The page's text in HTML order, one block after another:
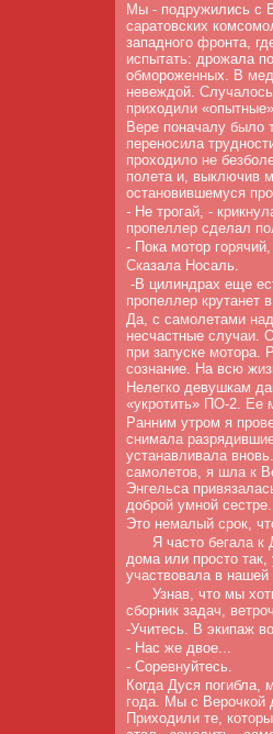
Мы - подружились с
саратовских
запад­ного фронта,
испытать: дрожала
обмороженных. В
невеждой.
приходили
Вере поначалу было
переносила
прохо­дило не
полета и, выключив
остановившемуся
- Не трогай, -
пропеллер сделал
- Пока мотор
Сказала Носаль.
-В цилиндрах еще
пропеллер крутанет
Да, с самолетами
несчастные случаи.
при запуске мотора.
сознание. На всю
Нелегко девушкам
«укротить» ПО-2. Ее
Ранним утром я
снимала
устанавливала
самолетов, я шла к
Энгельса
доброй умной
Это немалый срок,
Я часто бегала к
дома или просто
участ­вовала в нашей
Узнав, что мы
сборник задач,
-Учитесь. В экипаж
- Нас же двое...
- Соревнуйтесь.
Когда Дуся погибла,
года. Мы с Верочкой
При­ходили те,